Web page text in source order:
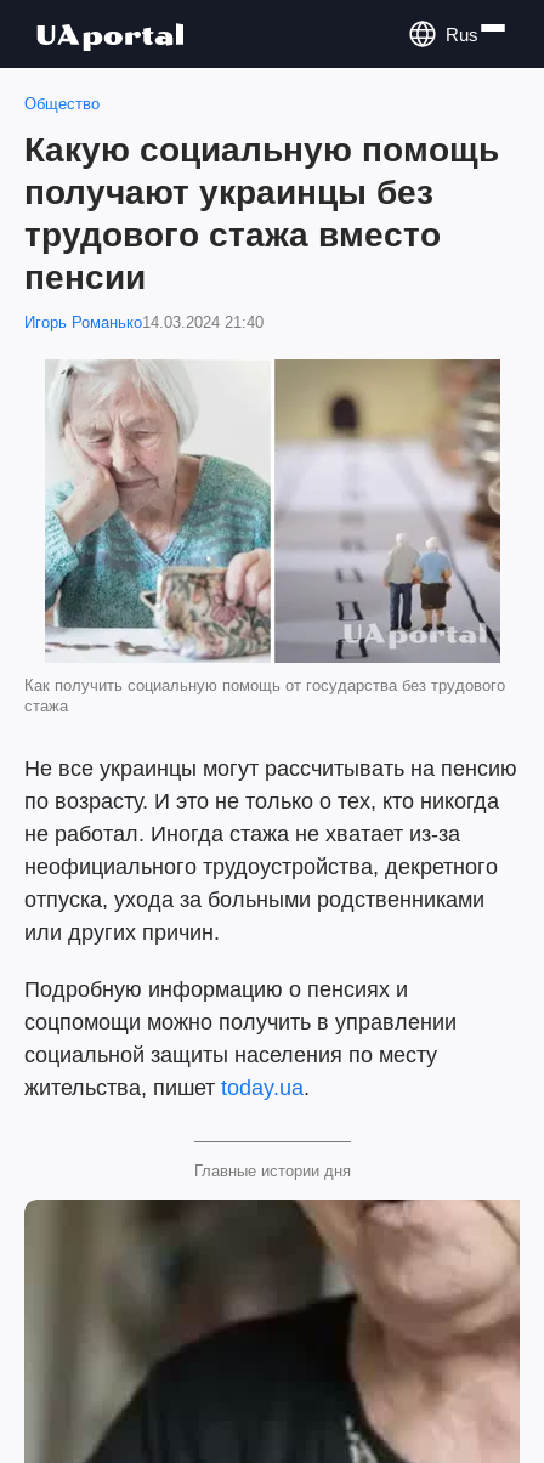
Rus
Общество
Какую социальную помощь
получают украинцы без
трудового стажа вместо
пенсии
Игорь Романько14.03.2024 21:40
Как получить социальную помощь от государства без трудового
стажа
Не все украинцы могут рассчитывать на пенсию
по возрасту. И это не только о тех, кто никогда
не работал. Иногда стажа не хватает из-за
неофициального трудоустройства, декретного
отпуска, ухода за больными родственниками
или других причин.
Подробную информацию о пенсиях и
соцпомощи можно получить в управлении
социальной защиты населения по месту
жительства, пишет today.ua.
Главные истории дня